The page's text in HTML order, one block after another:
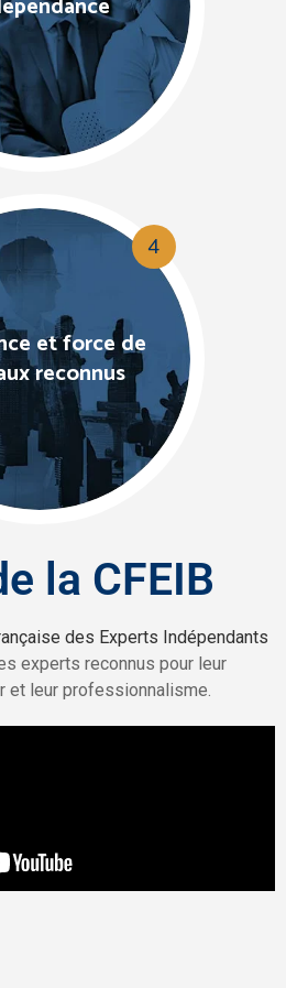
4
et force de
reconnus
la CFEIB
des Experts Indépendants
experts reconnus pour leur
et leur professionnalisme.